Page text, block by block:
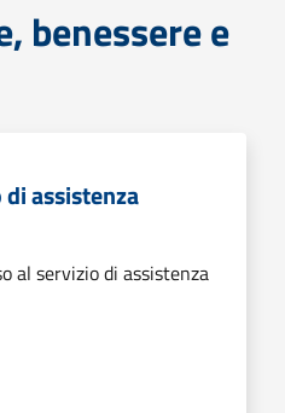
benessere e
assistenza
al servizio di assistenza